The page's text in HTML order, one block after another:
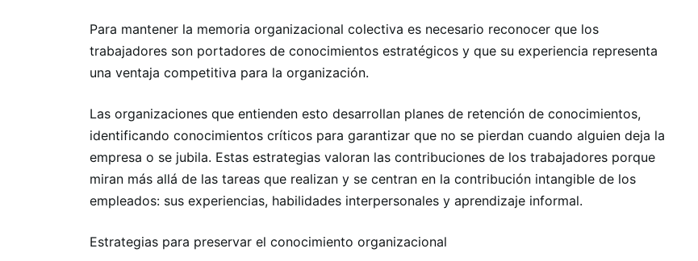
Para mantener la memoria organizacional colectiva es necesario reconocer que los
trabajadores son portadores de conocimientos estratégicos y que su experiencia representa
una ventaja competitiva para la organización.
Las organizaciones que entienden esto desarrollan planes de retención de conocimientos,
identificando conocimientos críticos para garantizar que no se pierdan cuando alguien deja la
empresa o se jubila. Estas estrategias valoran las contribuciones de los trabajadores porque
miran más allá de las tareas que realizan y se centran en la contribución intangible de los
empleados: sus experiencias, habilidades interpersonales y aprendizaje informal.
Estrategias para preservar el conocimiento organizacional